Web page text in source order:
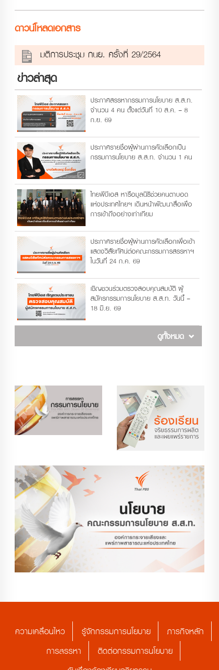
ดาวน์โหลดเอกสาร
มติการประชุม กนย. ครั้งที่ 29/2564
ข่าวล่าสุด
ประกาศสรรหากรรมการนโยบาย ส.ส.ท.
จำนวน 4 คน ตั้งแต่วันที่ 10 ส.ค. – 8
ก.ย. 69
ประกาศรายชื่อผู้ผ่านการคัดเลือกเป็น
กรรมการนโยบาย ส.ส.ท. จำนวน 1 คน
ไทยพีบีเอส หารือมูลนิธิช่วยคนตาบอด
แห่งประเทศไทยฯ เดินหน้าพัฒนาสื่อเพื่อ
การเข้าถึงอย่างเท่าเทียม
ประกาศรายชื่อผู้ผ่านการคัดเลือกเพื่อเข้า
แสดงวิสัยทัศน์ต่อคณะกรรมการสรรหาฯ
ในวันที่ 24 ก.ค. 69
เชิญชวนร่วมตรวจสอบคุณสมบัติ ผู้
สมัครกรรมการนโยบาย ส.ส.ท. วันนี้ –
18 มิ.ย. 69
ดูทั้งหมด
ความเคลื่อนไหว รู้จักกรรมการนโยบาย
ภารกิจหลัก
การสรรหา
ติดต่อกรรมการนโยบาย